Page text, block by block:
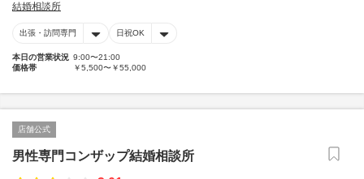
結婚相談所
出張・訪問専門 日祝OK
本日の営業状況 9:00〜21:00
価格帯
￥5,500〜￥55,000
店舗公式
男性専門コンザップ結婚相談所